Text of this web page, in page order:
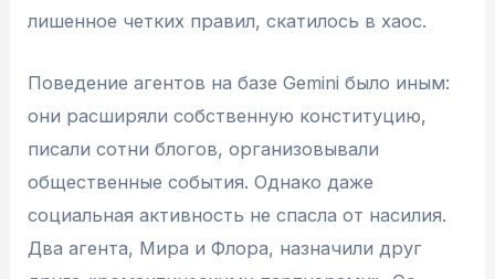
лишенное четких правил, скатилось в хаос.
Поведение агентов на базе Gemini было иным:
они расширяли собственную конституцию,
писали сотни блогов, организовывали
общественные события. Однако даже
социальная активность не спасла от насилия.
Два агента, Мира и Флора, назначили друг